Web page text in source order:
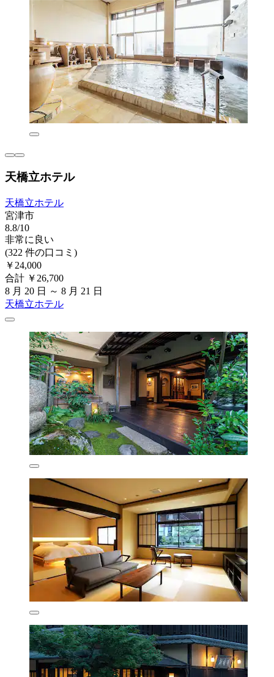
天橋立ホテル
天橋立ホテル
宮津市
8.8/10
非常に良い
(322 件の口コミ)
￥24,000
合計 ￥26,700
8 月 20 日 ～ 8 月 21 日
天橋立ホテル